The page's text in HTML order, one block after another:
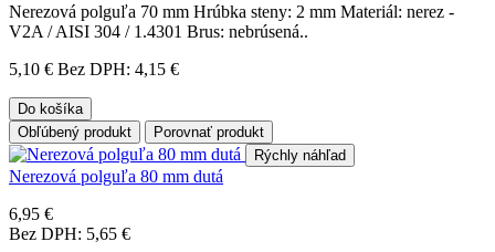
Nerezová polguľa 70 mm Hrúbka steny: 2 mm Materiál: nerez -
V2A / AISI 304 / 1.4301 Brus: nebrúsená..
5,10 € Bez DPH: 4,15 €
Do košíka
Obľúbený produkt
Porovnať produkt
Rýchly náhľad
Nerezová polguľa 80 mm dutá
6,95 €
Bez DPH: 5,65 €